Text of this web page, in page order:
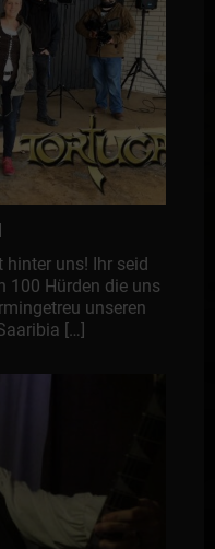
uns! Ihr seid
100 Hürden die uns
unseren
[…]